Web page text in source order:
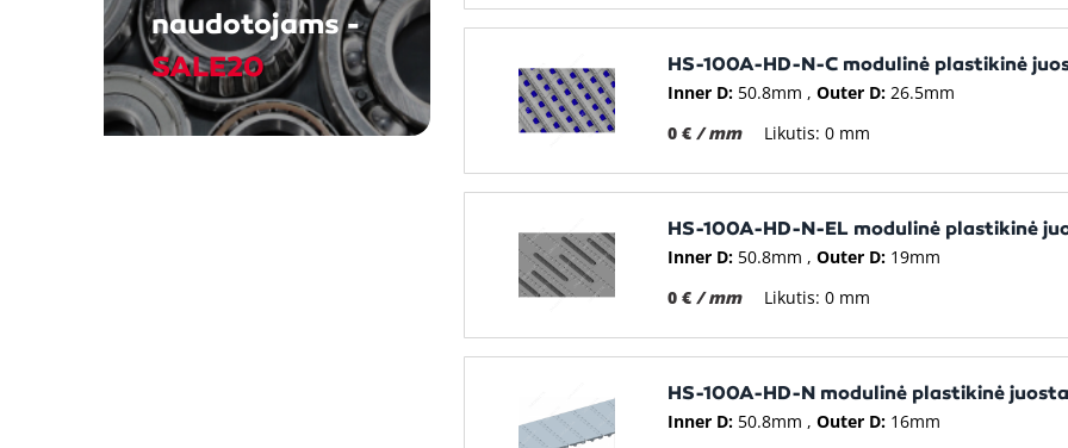
naudotojams -
SALE20
HS-100A-HD-N-C modulinė plastikinė
Inner D: 50.8mm Outer D: 26.5mm
0 € / mm Likutis: 0 mm
HS-100A-HD-N-EL modulinė plastikinė
Inner D: 50.8mm Outer D: 19mm
0 € / mm Likutis: 0 mm
HS-100A-HD-N modulinė plastikinė
Inner D: 50.8mm Outer D: 16mm